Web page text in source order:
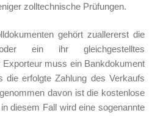
zolltechnische Prüfungen.
gehört zuallererst die
ein ihr gleichgestelltes
muss ein Bankdokument
die erfolgte Zahlung des Verkaufs
davon ist die kostenlose
diesem Fall wird eine sogenannte